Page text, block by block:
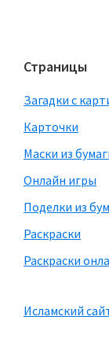
Страницы
Загадки с
Карточки
Маски из
Онлайн игры
Поделки из
Раскраски
Раскраски
Исламский